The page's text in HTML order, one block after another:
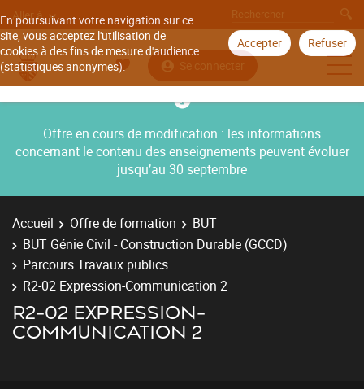
En poursuivant votre navigation sur ce
site, vous acceptez l'utilisation de
cookies à des fins de mesure d'audience
(statistiques anonymes).
Accepter Refuser
Aller à
Se connecter
Offre en cours de modification : les informations
concernant le contenu des enseignements peuvent évoluer
jusqu’au 30 septembre
Accueil Offre de formation
BUT
BUT Génie Civil - Construction Durable (GCCD)
Parcours Travaux publics
R2-02 Expression-Communication 2
R2-02 EXPRESSION-
COMMUNICATION 2